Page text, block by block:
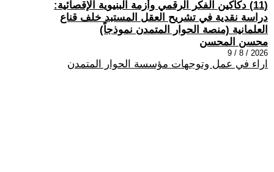
(11) دكاكين الفكر الرقمي وأزمة البنيوية الإقصائية:
دراسة نقدية في تشريح العقل المستبد خلف قناع
العلمانية (منصة الحوار المتمدن نموذجاً)
محسن المحسن
2026 / 8 / 9
اراء في عمل وتوجهات مؤسسة الحوار المتمدن